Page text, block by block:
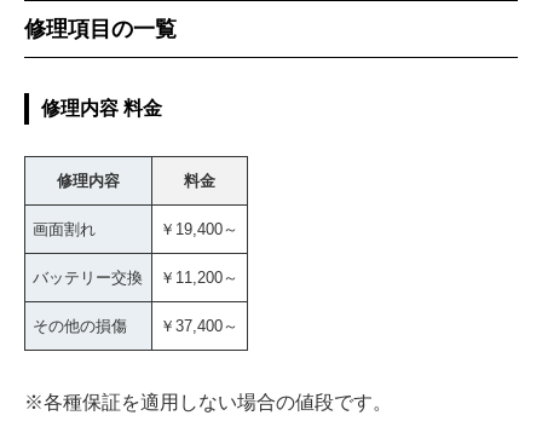
修理項目の一覧
修理内容 料金
修理内容 料金
画面割れ ￥19,400～
バッテリー交換 ￥11,200～
その他の損傷 ￥37,400～
※各種保証を適用しない場合の値段です。